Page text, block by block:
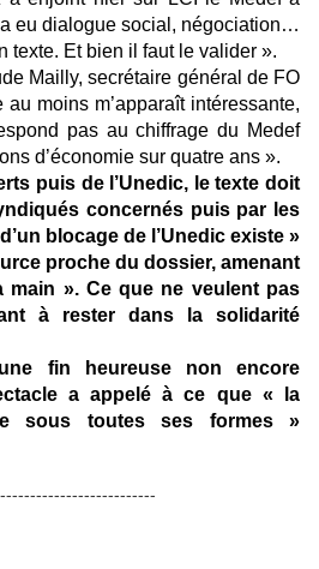
eu dialogue social, négociation…
texte. Et bien il faut le valider ».
Mailly, secrétaire général de FO
moins m’apparaît intéressante,
pas au chiffrage du Medef
d’économie sur quatre ans ».
puis de l’Unedic, le texte doit
concernés puis par les
blocage de l’Unedic existe »
proche du dossier, amenant
main ». Ce que ne veulent pas
à rester dans la solidarité
fin heureuse non encore
a appelé à ce que « la
sous toutes ses formes »